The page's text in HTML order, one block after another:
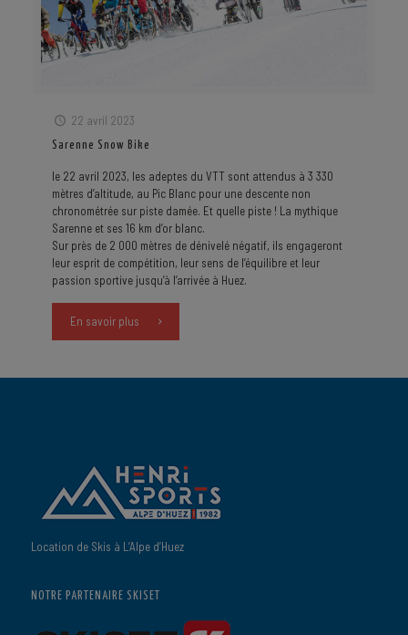
22 avril 2023
Sarenne Snow Bike
le 22 avril 2023, les adeptes du VTT sont attendus à 3 330
mètres d’altitude, au Pic Blanc pour une descente non
chronométrée sur piste damée. Et quelle piste ! La mythique
Sarenne et ses 16 km d’or blanc.
Sur près de 2 000 mètres de dénivelé négatif, ils engageront
leur esprit de compétition, leur sens de l’équilibre et leur
passion sportive jusqu’à l’arrivée à Huez.
En savoir plus
Location de Skis à L’Alpe d’Huez
NOTRE PARTENAIRE SKISET